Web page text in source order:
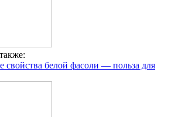
свойства белой фасоли — польза для